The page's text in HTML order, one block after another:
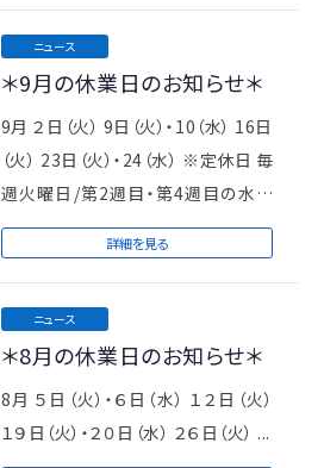
ニュース
＊9月の休業日のお知らせ＊
9月 ２日（火） 9日（火）・10（水） 16日
（火） 23日（火）・24（水） ※定休日 毎
週火曜日/第2週目・第4週目の水曜
日 ...
詳細を見る
ニュース
＊8月の休業日のお知らせ＊
8月 ５日（火）・６日（水） １２日（火）
１９日（火）・２０日（水） ２６日（火） ...